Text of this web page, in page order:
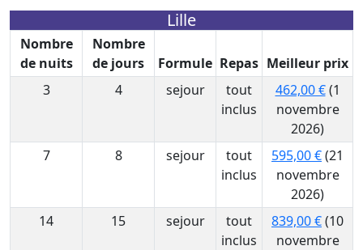
Lille
Nombre
de nuits
Nombre
de jours
Formule Repas Meilleur prix
3
4 sejour
tout
inclus
462,00 €(1
novembre
2026)
7
8 sejour
tout
inclus
595,00 €(21
novembre
2026)
14
15 sejour
tout
inclus
839,00 €(10
novembre